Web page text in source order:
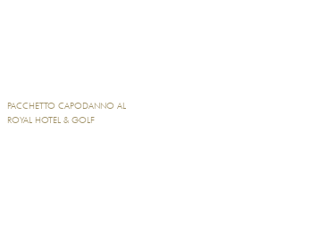
PACCHETTO CAPODANNO AL
ROYAL HOTEL & GOLF